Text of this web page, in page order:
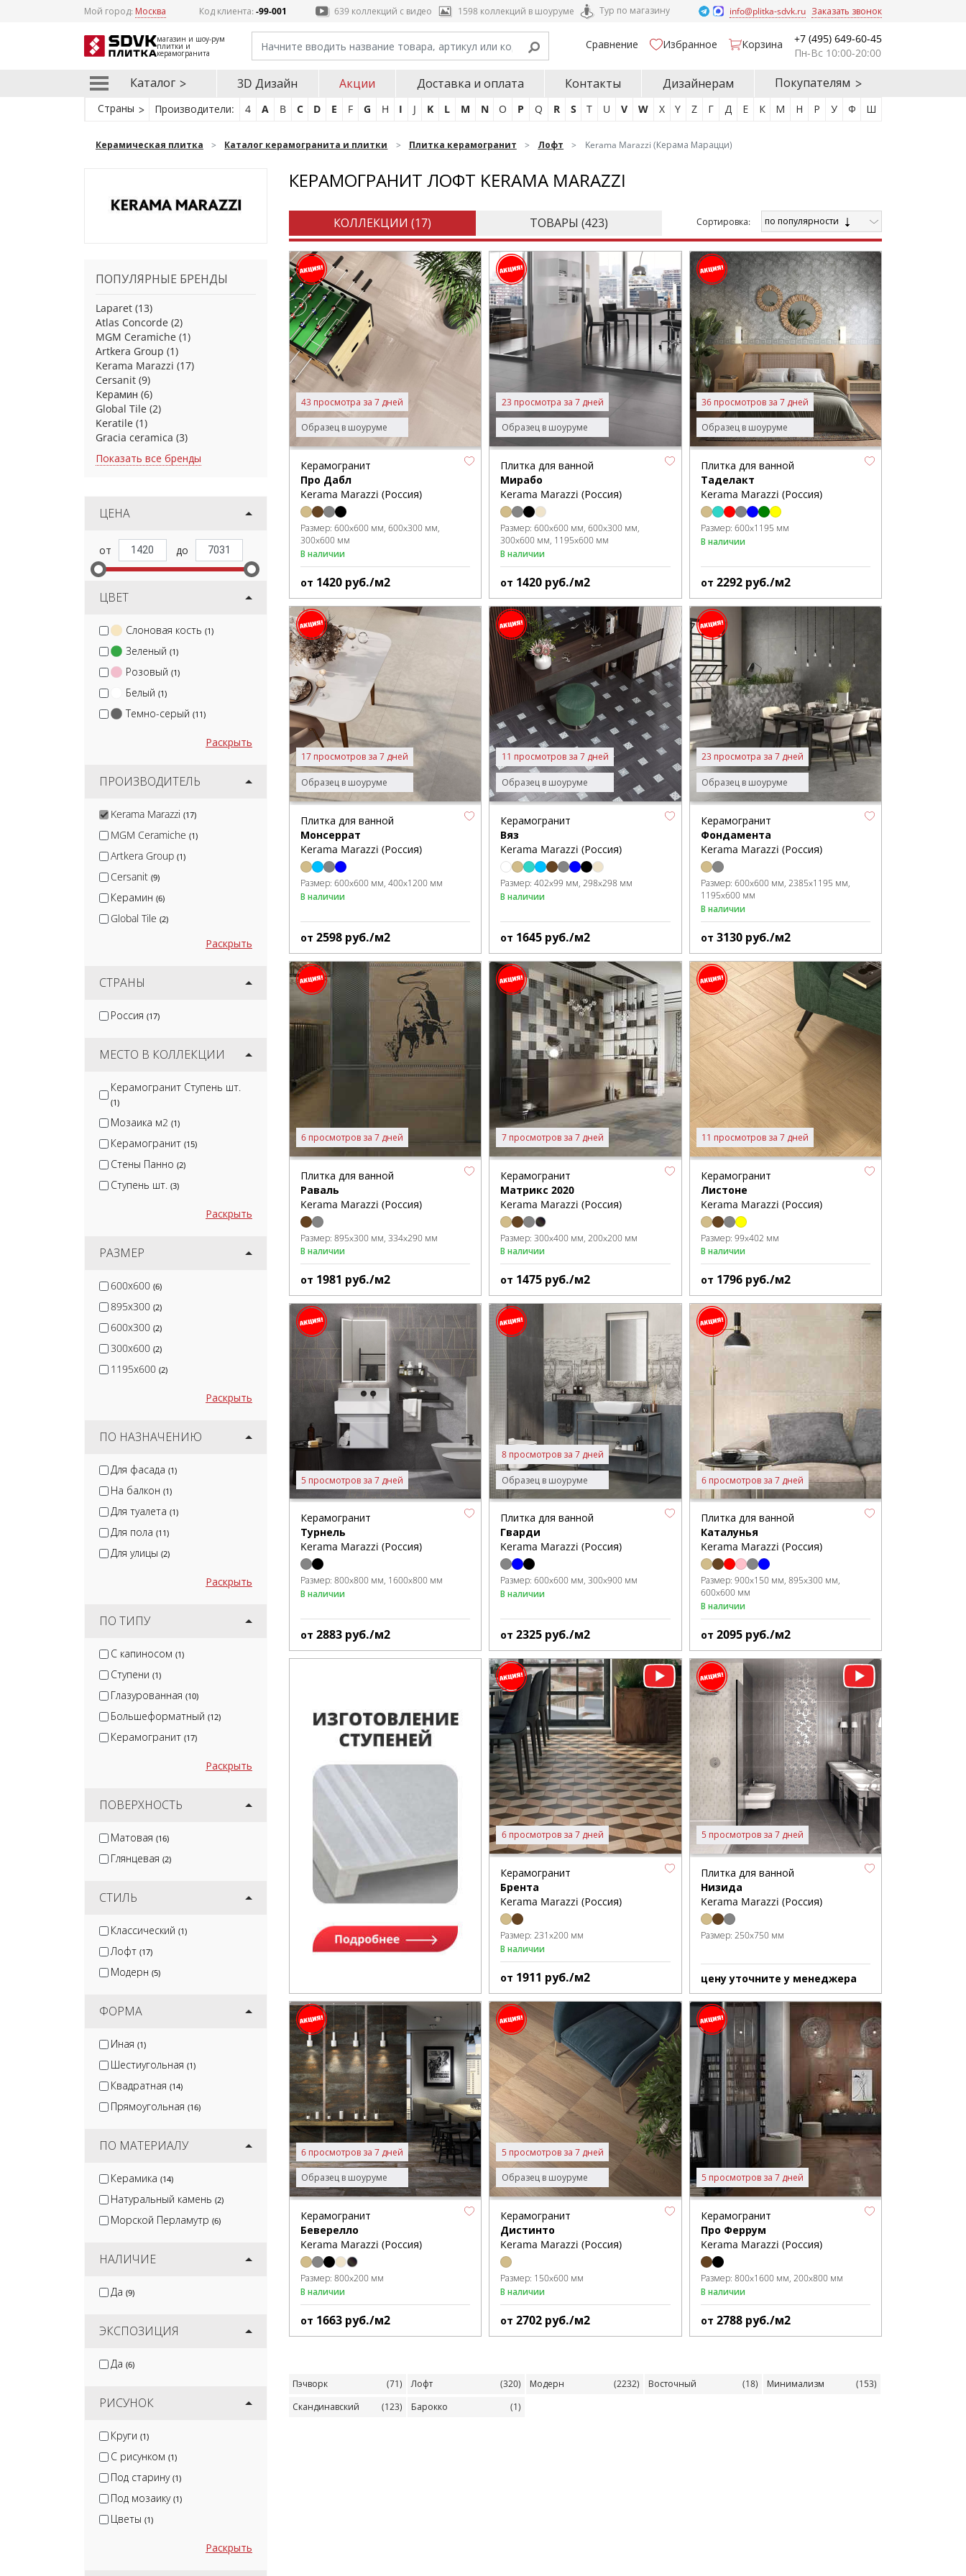
Мой город: Москва Код клиента:-99-001 639 коллекций с видео 1598 коллекций в шоуруме Тур по магазину info@plitka-sdvk.ru Заказать звонок
магазин и шоу-рум
плитки и
керамогранита
Сравнение Избранное Корзина
+7 (495) 649-60-45
Пн-Вс 10:00-20:00
Каталог 3D Дизайн Акции Доставка и оплата Контакты Дизайнерам Покупателям
Страны Производители: 4 A B C D E F G H I J K L M N O P Q R S T U V W X Y Z Г Д Е К М Н Р У Ф Ш
Керамическая плитка Каталог керамогранита и плитки Плитка керамогранит Лофт Kerama Marazzi (Керама Марацци)
ПОПУЛЯРНЫЕ БРЕНДЫ
Laparet (13)
Atlas Concorde (2)
MGM Ceramiche (1)
Artkera Group (1)
Kerama Marazzi (17)
Cersanit (9)
Керамин (6)
Global Tile (2)
Keratile (1)
Gracia ceramica (3)
Показать все бренды
ЦЕНА
ЦВЕТ
Слоновая кость (1)
Зеленый (1)
Розовый (1)
Белый (1)
Темно-серый (11)
Раскрыть
ПРОИЗВОДИТЕЛЬ
Kerama Marazzi (17)
MGM Ceramiche (1)
Artkera Group (1)
Cersanit (9)
Керамин (6)
Global Tile (2)
Керлайф
Lb-Ceramics
Раскрыть
СТРАНЫ
Россия (17)
МЕСТО В КОЛЛЕКЦИИ
Керамогранит Ступень шт.
(1)
Мозаика м2 (1)
Керамогранит (15)
Стены Панно (2)
Ступень шт. (3)
Раскрыть
РАЗМЕР
600x600 (6)
895x300 (2)
600x300 (2)
300x600 (2)
1195x600 (2)
Раскрыть
ПО НАЗНАЧЕНИЮ
Для фасада (1)
На балкон (1)
Для туалета (1)
Для пола (11)
Для улицы (2)
Раскрыть
ПО ТИПУ
С капиносом (1)
Ступени (1)
Глазурованная (10)
Большеформатный (12)
Керамогранит (17)
Раскрыть
ПОВЕРХНОСТЬ
Матовая (16)
Глянцевая (2)
СТИЛЬ
Классический (1)
Лофт (17)
Модерн (5)
ФОРМА
Иная (1)
Шестиугольная (1)
Квадратная (14)
Прямоугольная (16)
ПО МАТЕРИАЛУ
Керамика (14)
Натуральный камень (2)
Морской Перламутр (6)
НАЛИЧИЕ
Да (9)
ЭКСПОЗИЦИЯ
Да (6)
РИСУНОК
Круги (1)
С рисунком (1)
Под старину (1)
Под мозаику (1)
Цветы (1)
Раскрыть
КЕРАМОГРАНИТ ЛОФТ KERAMA MARAZZI
КОЛЛЕКЦИИ (17) ТОВАРЫ (423) Cортировка: по популярности
Образец в шоуруме
43 просмотра за 7 дней
Керамогранит
Про Дабл
Kerama Marazzi (Россия)
Размер: 600x600 мм 600x300 мм
300x600 мм
В наличии
от 1420 руб./м2
Образец в шоуруме
23 просмотра за 7 дней
Плитка для ванной
Мирабо
Kerama Marazzi (Россия)
Размер:600x600 мм 600x300 мм
300x600 мм 1195x600 мм
В наличии
от 1420 руб./м2
Образец в шоуруме
36 просмотров за 7 дней
Плитка для ванной
Таделакт
Kerama Marazzi (Россия)
Размер: 600x1195 мм
В наличии
от 2292 руб./м2
Образец в шоуруме
17 просмотров за 7 дней
Плитка для ванной
Монсеррат
Kerama Marazzi (Россия)
Размер: 600x600 мм 400x1200 мм
В наличии
от 2598 руб./м2
Образец в шоуруме
11 просмотров за 7 дней
Керамогранит
Вяз
Kerama Marazzi (Россия)
Размер:402x99 мм 298x298 мм
В наличии
от 1645 руб./м2
Образец в шоуруме
23 просмотра за 7 дней
Керамогранит
Фондамента
Kerama Marazzi (Россия)
Размер: 600x600 мм 2385x1195 мм
1195x600 мм
В наличии
от 3130 руб./м2
6 просмотров за 7 дней
Плитка для ванной
Раваль
Kerama Marazzi (Россия)
Размер: 895x300 мм 334x290 мм
В наличии
от 1981 руб./м2
7 просмотров за 7 дней
Керамогранит
Матрикс 2020
Kerama Marazzi (Россия)
Размер:300x400 мм 200x200 мм
В наличии
от 1475 руб./м2
11 просмотров за 7 дней
Керамогранит
Листоне
Kerama Marazzi (Россия)
Размер: 99x402 мм
В наличии
от 1796 руб./м2
5 просмотров за 7 дней
Керамогранит
Турнель
Kerama Marazzi (Россия)
Размер: 800x800 мм 1600x800 мм
В наличии
от 2883 руб./м2
Образец в шоуруме
8 просмотров за 7 дней
Плитка для ванной
Гварди
Kerama Marazzi (Россия)
Размер:600x600 мм 300x900 мм
В наличии
от2325 руб./м2
6 просмотров за 7 дней
Плитка для ванной
Каталунья
Kerama Marazzi (Россия)
Размер: 900x150 мм 895x300 мм
600x600 мм
В наличии
от 2095 руб./м2
6 просмотров за 7 дней
Керамогранит
Брента
Kerama Marazzi (Россия)
Размер:231x200 мм
В наличии
от 1911 руб./м2
5 просмотров за 7 дней
Плитка для ванной
Низида
Kerama Marazzi (Россия)
Размер: 250x750 мм
цену уточните у менеджера
Образец в шоуруме
6 просмотров за 7 дней
Керамогранит
Беверелло
Kerama Marazzi (Россия)
Размер: 800x200 мм
В наличии
от 1663 руб./м2
Образец в шоуруме
5 просмотров за 7 дней
Керамогранит
Дистинто
Kerama Marazzi (Россия)
Размер: 150x600 мм
В наличии
от2702 руб./м2
5 просмотров за 7 дней
Керамогранит
Про Феррум
Kerama Marazzi (Россия)
Размер: 800x1600 мм 200x800 мм
В наличии
от 2788 руб./м2
Пэчворк (71) Лофт (320) Модерн (2232) Восточный (18) Минимализм
(153)
Скандинавский
(123) Барокко (1)